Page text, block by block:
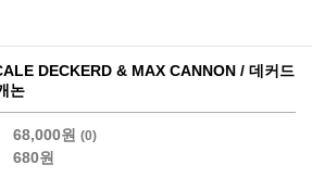
DECKERD & MAX CANNON / 데커드
논
68,000원 (0)
680원